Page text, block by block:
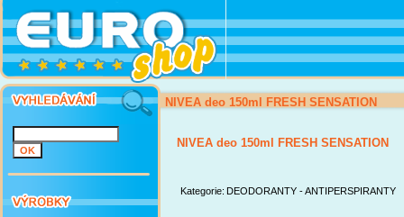
NIVEA deo 150ml FRESH SENSATION
NIVEA deo 150ml FRESH SENSATION
Kategorie: DEODORANTY - ANTIPERSPIRANTY